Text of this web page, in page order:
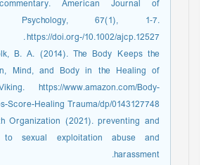
American Journal of
Psychology, 67(1), 1‑7.
https://doi.org-/10.1002/ajcp.12527.
B. A. (2014). The Body Keeps the
Mind, and Body in the Healing of
https://www.amazon.com/Body-
Score-Healing Trauma/dp/0143127748.
Organization (2021). preventing and
to sexual exploitation abuse and
harassment.